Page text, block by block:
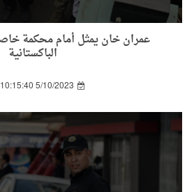
عمران خان يمثل أمام محكمة خاصة
الباكستانية
5/10/2023 10:15:40 AM